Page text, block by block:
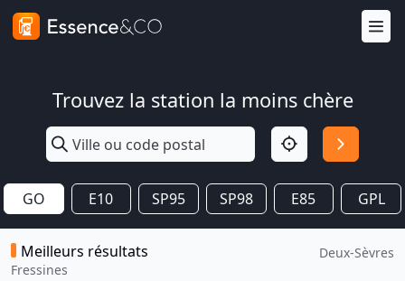
Trouvez la station la moins chère
GO E10 SP95 SP98 E85 GPL
Meilleurs résultats
Fressines
Deux-Sèvres